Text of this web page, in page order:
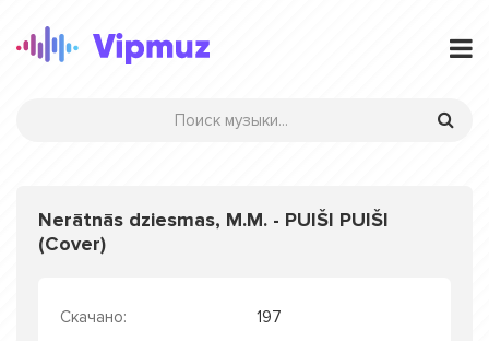
Nerātnās dziesmas, M.M. - PUIŠI PUIŠI
(Cover)
Скачано:
197